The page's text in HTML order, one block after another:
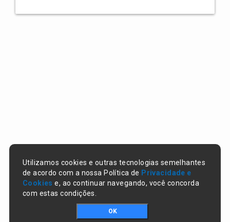
Utilizamos cookies e outras tecnologias semelhantes
de acordo com a nossa Política de Privacidade e
Cookies e, ao continuar navegando, você concorda
com estas condições.
OK